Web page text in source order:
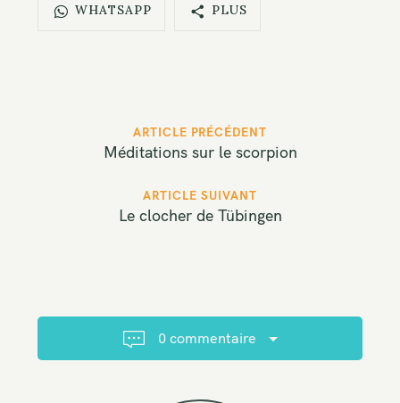
WHATSAPP PLUS
g
t
ARTICLE PRÉCÉDENT
Méditations sur le scorpion
ARTICLE SUIVANT
Le clocher de Tübingen
0 commentaire